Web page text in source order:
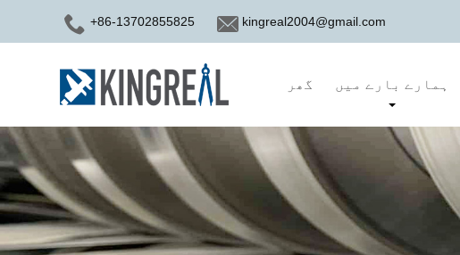
+86-13702855825 kingreal2004@gmail.com
گھر ہمارے بارے میں